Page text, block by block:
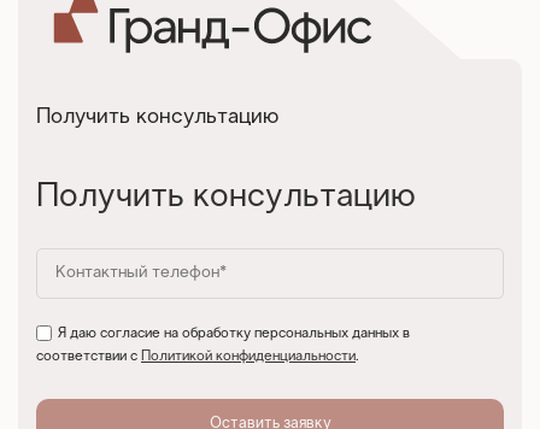
Получить консультацию
Получить консультацию
Я даю согласие на обработку персональных данных в
соответствии с
Политикой конфиденциальности.